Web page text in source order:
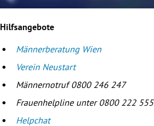
Hilfsangebote
Männerberatung Wien
Verein Neustart
Männernotruf 0800 246 247
Frauenhelpline unter 0800 222 555
Helpchat